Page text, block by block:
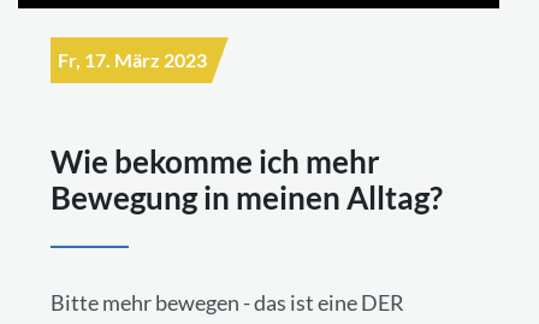
Fr, 17. März 2023
Wie bekomme ich mehr
Bewegung in meinen Alltag?
Bitte mehr bewegen - das ist eine DER